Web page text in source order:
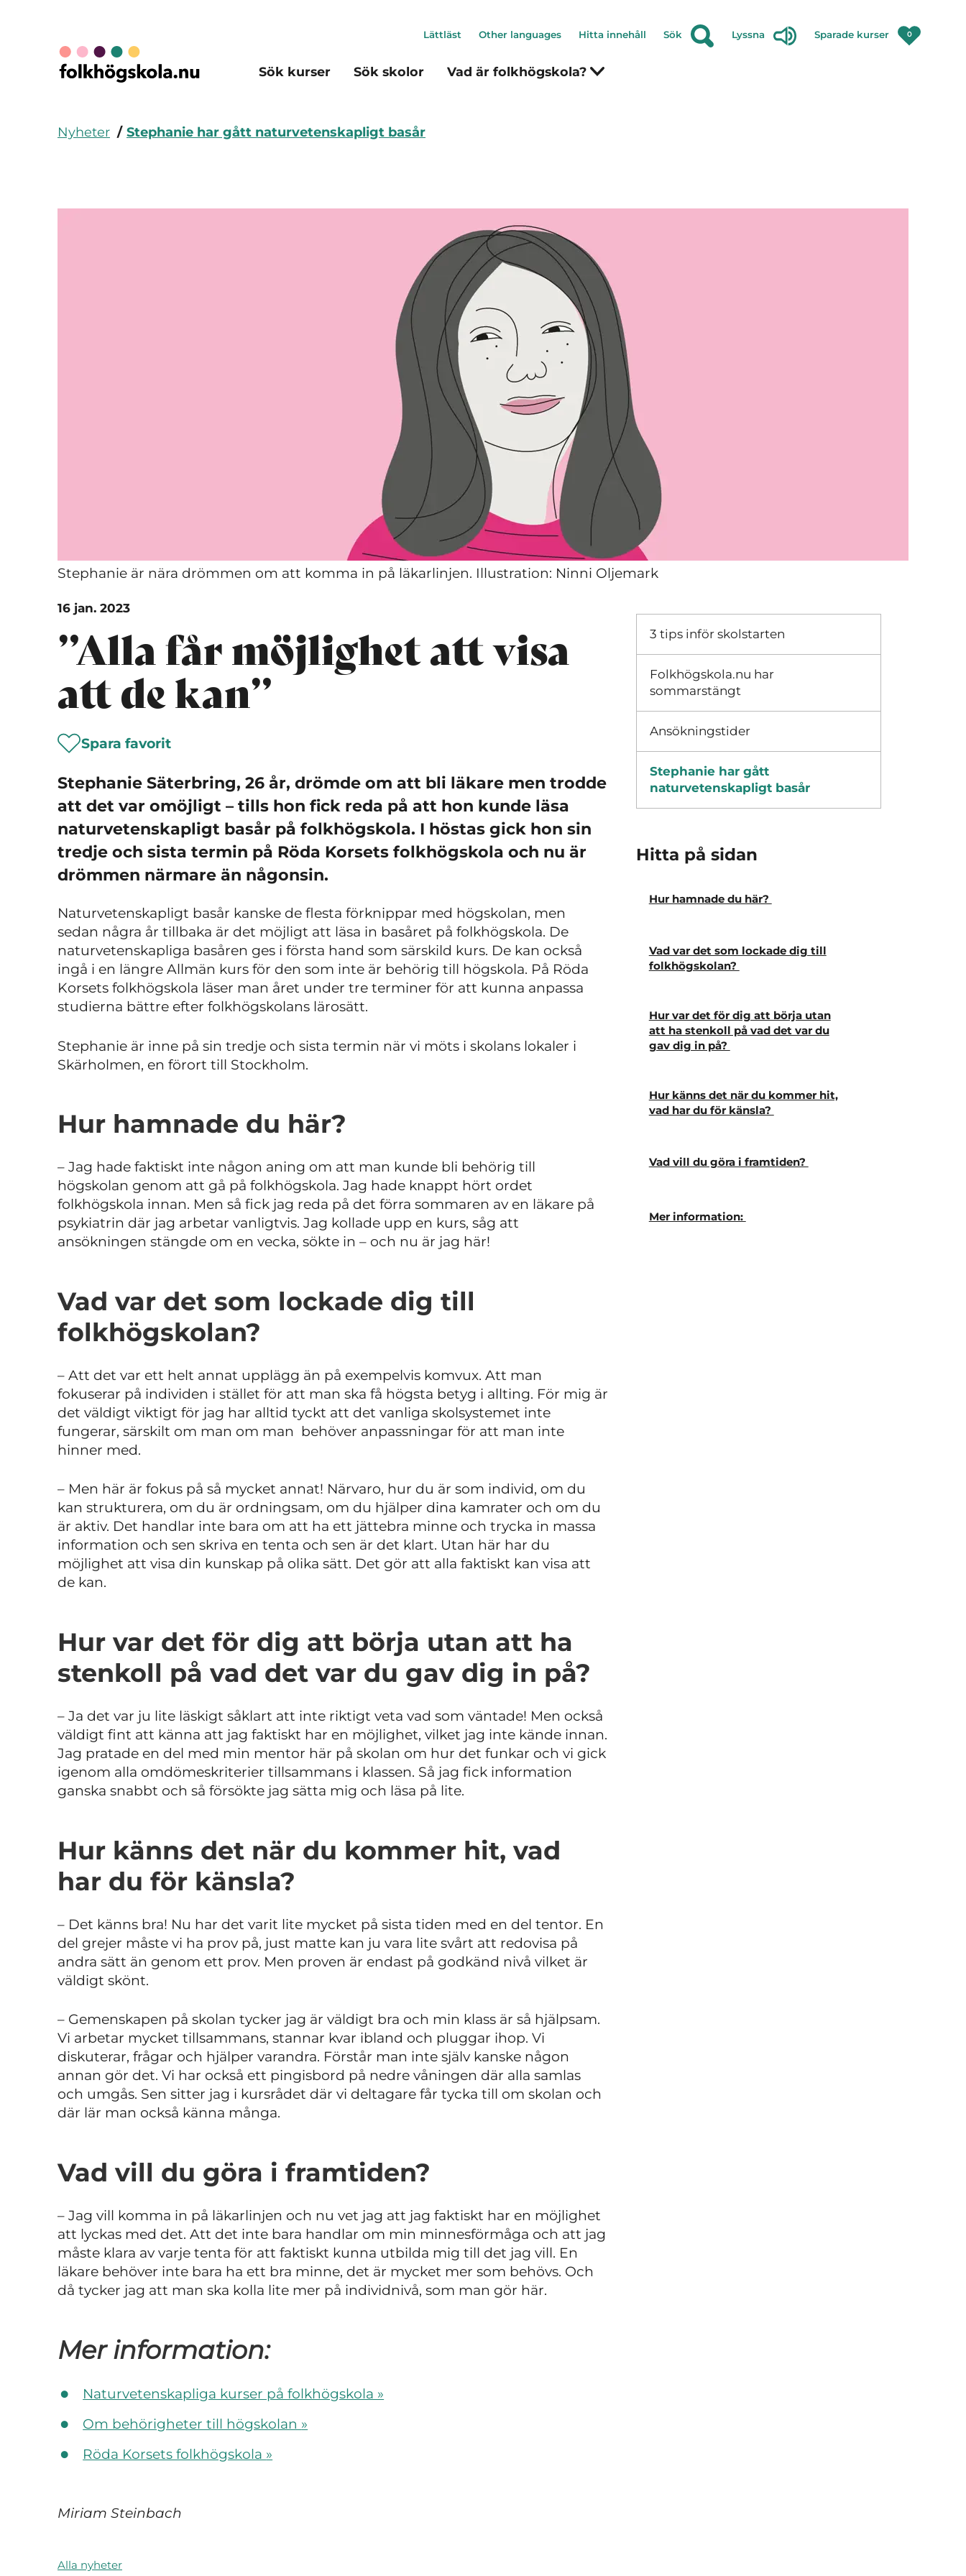
Sök kurser Sök skolor Vad är folkhögskola?
Lättläst Other languages Hitta innehåll Sök Lyssna Sparade kurser 0
Nyheter Stephanie har gått naturvetenskapligt basår
Stephanie är nära drömmen om att komma in på läkarlinjen. Illustration: Ninni Oljemark
16 jan. 2023
”Alla får möjlighet att visa
att de kan”
Spara favorit
Stephanie Säterbring, 26 år, drömde om att bli läkare men trodde
att det var omöjligt – tills hon fick reda på att hon kunde läsa
naturvetenskapligt basår på folkhögskola. I höstas gick hon sin
tredje och sista termin på Röda Korsets folkhögskola och nu är
drömmen närmare än någonsin.
Naturvetenskapligt basår kanske de flesta förknippar med högskolan, men
sedan några år tillbaka är det möjligt att läsa in basåret på folkhögskola. De
naturvetenskapliga basåren ges i första hand som särskild kurs. De kan också
ingå i en längre Allmän kurs för den som inte är behörig till högskola. På Röda
Korsets folkhögskola läser man året under tre terminer för att kunna anpassa
studierna bättre efter folkhögskolans lärosätt.
Stephanie är inne på sin tredje och sista termin när vi möts i skolans lokaler i
Skärholmen, en förort till Stockholm.
Hur hamnade du här?
– Jag hade faktiskt inte någon aning om att man kunde bli behörig till
högskolan genom att gå på folkhögskola. Jag hade knappt hört ordet
folkhögskola innan. Men så fick jag reda på det förra sommaren av en läkare på
psykiatrin där jag arbetar vanligtvis. Jag kollade upp en kurs, såg att
ansökningen stängde om en vecka, sökte in – och nu är jag här!
Vad var det som lockade dig till
folkhögskolan?
– Att det var ett helt annat upplägg än på exempelvis komvux. Att man
fokuserar på individen i stället för att man ska få högsta betyg i allting. För mig är
det väldigt viktigt för jag har alltid tyckt att det vanliga skolsystemet inte
fungerar, särskilt om man om man behöver anpassningar för att man inte
hinner med.
– Men här är fokus på så mycket annat! Närvaro, hur du är som individ, om du
kan strukturera, om du är ordningsam, om du hjälper dina kamrater och om du
är aktiv. Det handlar inte bara om att ha ett jättebra minne och trycka in massa
information och sen skriva en tenta och sen är det klart. Utan här har du
möjlighet att visa din kunskap på olika sätt. Det gör att alla faktiskt kan visa att
de kan.
Hur var det för dig att börja utan att ha
stenkoll på vad det var du gav dig in på?
– Ja det var ju lite läskigt såklart att inte riktigt veta vad som väntade! Men också
väldigt fint att känna att jag faktiskt har en möjlighet, vilket jag inte kände innan.
Jag pratade en del med min mentor här på skolan om hur det funkar och vi gick
igenom alla omdömeskriterier tillsammans i klassen. Så jag fick information
ganska snabbt och så försökte jag sätta mig och läsa på lite.
Hur känns det när du kommer hit, vad
har du för känsla?
– Det känns bra! Nu har det varit lite mycket på sista tiden med en del tentor. En
del grejer måste vi ha prov på, just matte kan ju vara lite svårt att redovisa på
andra sätt än genom ett prov. Men proven är endast på godkänd nivå vilket är
väldigt skönt.
– Gemenskapen på skolan tycker jag är väldigt bra och min klass är så hjälpsam.
Vi arbetar mycket tillsammans, stannar kvar ibland och pluggar ihop. Vi
diskuterar, frågar och hjälper varandra. Förstår man inte själv kanske någon
annan gör det. Vi har också ett pingisbord på nedre våningen där alla samlas
och umgås. Sen sitter jag i kursrådet där vi deltagare får tycka till om skolan och
där lär man också känna många.
Vad vill du göra i framtiden?
– Jag vill komma in på läkarlinjen och nu vet jag att jag faktiskt har en möjlighet
att lyckas med det. Att det inte bara handlar om min minnesförmåga och att jag
måste klara av varje tenta för att faktiskt kunna utbilda mig till det jag vill. En
läkare behöver inte bara ha ett bra minne, det är mycket mer som behövs. Och
då tycker jag att man ska kolla lite mer på individnivå, som man gör här.
Mer information:
Naturvetenskapliga kurser på folkhögskola »
Om behörigheter till högskolan »
Röda Korsets folkhögskola »
Miriam Steinbach
Alla nyheter
3 tips inför skolstarten
Folkhögskola.nu har
sommarstängt
Ansökningstider
Stephanie har gått
naturvetenskapligt basår
Hitta på sidan
Hur hamnade du här?
Vad var det som lockade dig till
folkhögskolan?
Hur var det för dig att börja utan
att ha stenkoll på vad det var du
gav dig in på?
Hur känns det när du kommer hit,
vad har du för känsla?
Vad vill du göra i framtiden?
Mer information: